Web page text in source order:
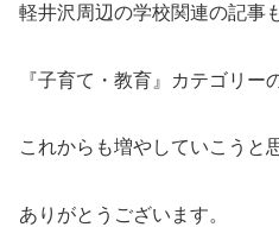
軽井沢周辺の学校関連の記事
『子育て・教育』カテゴリー
これからも増やしていこうと
ありがとうございます。